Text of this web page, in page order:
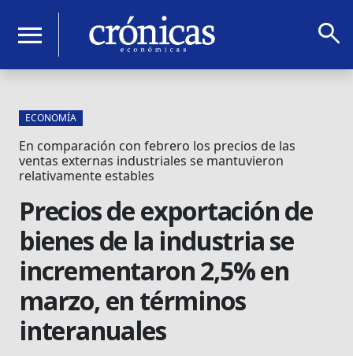
menu search
ECONOMÍA
En comparación con febrero los precios de las
ventas externas industriales se mantuvieron
relativamente estables
Precios de exportación de
bienes de la industria se
incrementaron 2,5% en
marzo, en términos
interanuales